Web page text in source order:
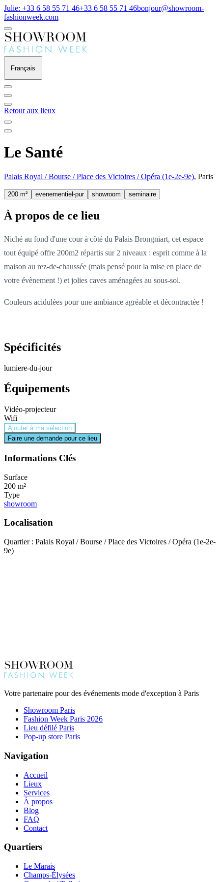
Julie: +33 6 58 55 71 46+33 6 58 55 71 46bonjour@showroom-
fashionweek.com
Français
Retour aux lieux
Le Santé
Palais Royal / Bourse / Place des Victoires / Opéra (1e-2e-9e), Paris
200 m² evenementiel-pur showroom seminaire
À propos de ce lieu
Niché au fond d'une cour à côté du Palais Brongniart, cet espace
tout équipé offre 200m2 répartis sur 2 niveaux : esprit comme à la
maison au rez-de-chaussée (mais pensé pour la mise en place de
votre évènement !) et jolies caves aménagées au sous-sol.
Couleurs acidulées pour une ambiance agréable et décontractée !
Spécificités
lumiere-du-jour
Équipements
Vidéo-projecteur
Wifi
Ajouter à ma sélection
Faire une demande pour ce lieu
Informations Clés
Surface
200 m²
Type
showroom
Localisation
Quartier : Palais Royal / Bourse / Place des Victoires / Opéra (1e-2e-
9e)
Votre partenaire pour des événements mode d'exception à Paris
Showroom Paris
Fashion Week Paris 2026
Lieu défilé Paris
Pop-up store Paris
Navigation
Accueil
Lieux
Services
À propos
Blog
FAQ
Contact
Quartiers
Le Marais
Champs-Élysées